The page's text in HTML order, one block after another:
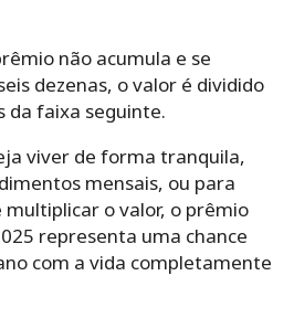
não acumula e se
dezenas, o valor é dividido
da faixa seguinte.
viver de forma tranquila,
mensais, ou para
o valor, o prêmio
representa uma chance
com a vida completamente